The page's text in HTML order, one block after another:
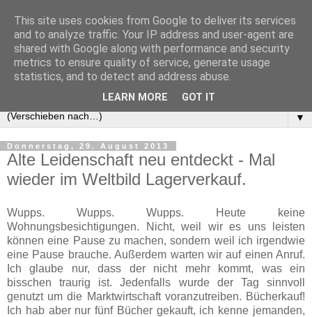
▼
Donnerstag, 29. August 2013
Alte Leidenschaft neu entdeckt - Mal
wieder im Weltbild Lagerverkauf.
Wupps. Wupps. Wupps. Heute keine
Wohnungsbesichtigungen. Nicht, weil wir es uns leisten
können eine Pause zu machen, sondern weil ich irgendwie
eine Pause brauche. Außerdem warten wir auf einen Anruf.
Ich glaube nur, dass der nicht mehr kommt, was ein
bisschen traurig ist. Jedenfalls wurde der Tag sinnvoll
genutzt um die Marktwirtschaft voranzutreiben. Bücherkauf!
Ich hab aber nur fünf Bücher gekauft, ich kenne jemanden,
This site uses cookies from Google to deliver its services
and to analyze traffic. Your IP address and user-agent are
shared with Google along with performance and security
metrics to ensure quality of service, generate usage
statistics, and to detect and address abuse.
LEARN MORE GOT IT